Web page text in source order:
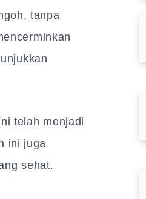
tanpa
telah menjadi
ini juga
sehat.